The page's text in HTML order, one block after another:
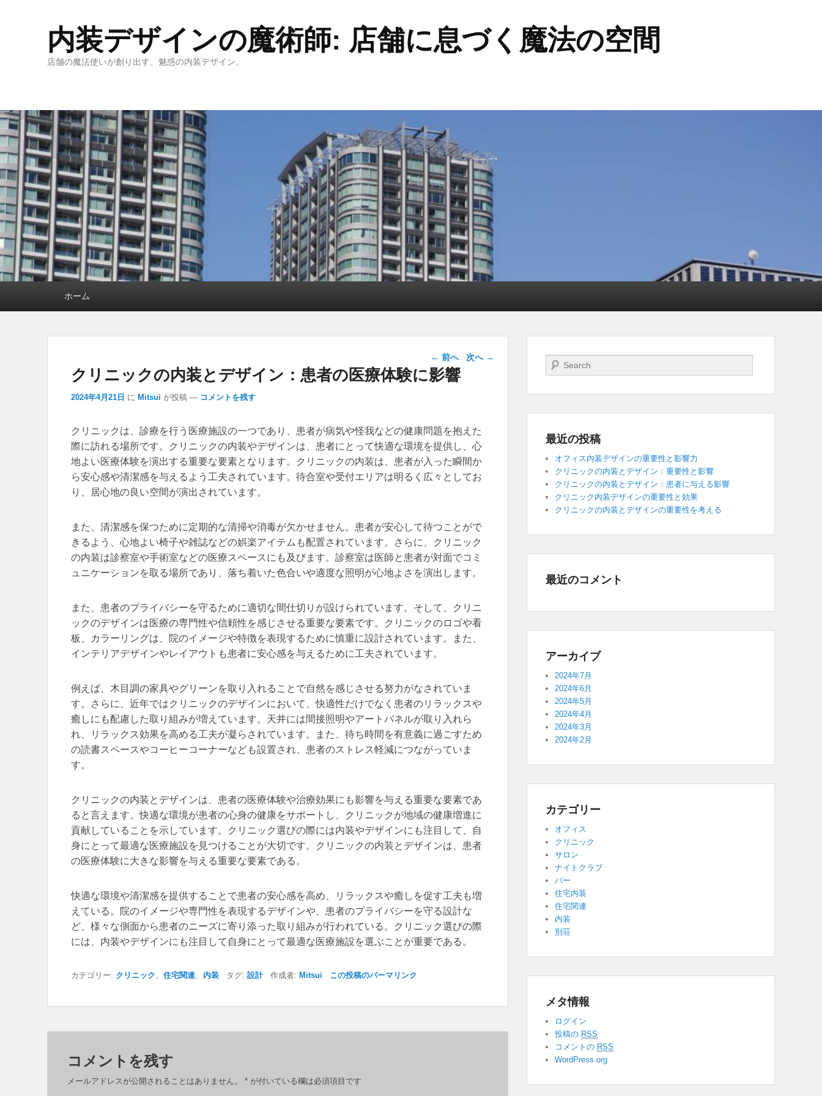
内装デザインの魔術師: 店舗に息づく魔法の空間
店舗の魔法使いが創り出す、魅惑の内装デザイン。
ホーム
投稿ナビゲー
ション
← 前へ 次へ →
クリニックの内装とデザイン：患者の医療体験に影響
2024年4月21日 に Mitsui が投稿 — コメントを残す
クリニックは、診療を行う医療施設の一つであり、患者が病気や怪我などの健康問題を抱えた
際に訪れる場所です。
クリニックの内装やデザインは、患者にとって快適な環境を提供し、心
地よい医療体験を演出する重要な要素となります。クリニックの内装は、患者が入った瞬間か
ら安心感や清潔感を与えるよう工夫されています。待合室や受付エリアは明るく広々としてお
り、居心地の良い空間が演出されています。
また、清潔感を保つために定期的な清掃や消毒が欠かせません。患者が安心して待つことがで
きるよう、心地よい椅子や雑誌などの娯楽アイテムも配置されています。さらに、クリニック
の内装は診察室や手術室などの医療スペースにも及びます。診察室は医師と患者が対面でコミ
ュニケーションを取る場所であり、落ち着いた色合いや適度な照明が心地よさを演出します。
また、患者のプライバシーを守るために適切な間仕切りが設けられています。そして、クリニ
ックのデザインは医療の専門性や信頼性を感じさせる重要な要素です。クリニックのロゴや看
板、カラーリングは、院のイメージや特徴を表現するために慎重に設計されています。また、
インテリアデザインやレイアウトも患者に安心感を与えるために工夫されています。
例えば、木目調の家具やグリーンを取り入れることで自然を感じさせる努力がなされていま
す。さらに、近年ではクリニックのデザインにおいて、快適性だけでなく患者のリラックスや
癒しにも配慮した取り組みが増えています。天井には間接照明やアートパネルが取り入れら
れ、リラックス効果を高める工夫が凝らされています。また、待ち時間を有意義に過ごすため
の読書スペースやコーヒーコーナーなども設置され、患者のストレス軽減につながっていま
す。
クリニックの内装とデザインは、患者の医療体験や治療効果にも影響を与える重要な要素であ
ると言えます。快適な環境が患者の心身の健康をサポートし、クリニックが地域の健康増進に
貢献していることを示しています。クリニック選びの際には内装やデザインにも注目して、自
身にとって最適な医療施設を見つけることが大切です。クリニックの内装とデザインは、患者
の医療体験に大きな影響を与える重要な要素である。
快適な環境や清潔感を提供することで患者の安心感を高め、リラックスや癒しを促す工夫も増
えている。院のイメージや専門性を表現するデザインや、患者のプライバシーを守る設計な
ど、様々な側面から患者のニーズに寄り添った取り組みが行われている。クリニック選びの際
には、内装やデザインにも注目して自身にとって最適な医療施設を選ぶことが重要である。
カテゴリー: クリニック 住宅関連 内装 タグ: 設計作成者: Mitsui この投稿のパーマリンク
コメントを残す
メールアドレスが公開されることはありません。 * が付いている欄は必須項目です
検索開始
最近の投稿
オフィス内装デザインの重要性と影響力
クリニックの内装とデザイン：重要性と影響
クリニックの内装とデザイン：患者に与える影響
クリニック内装デザインの重要性と効果
クリニックの内装とデザインの重要性を考える
最近のコメント
アーカイブ
2024年7月
2024年6月
2024年5月
2024年4月
2024年3月
2024年2月
カテゴリー
オフィス
クリニック
サロン
ナイトクラブ
バー
住宅内装
住宅関連
内装
別荘
メタ情報
ログイン
投稿の RSS
コメントの RSS
WordPress.org